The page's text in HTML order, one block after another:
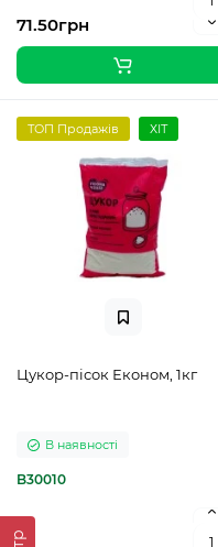
71.50грн
ТОП Продажів ХІТ
Цукор-пісок Економ, 1кг
В наявності
B30010